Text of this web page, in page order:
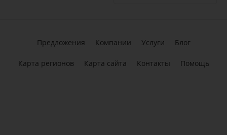
Предложения Компании Услуги Блог
Карта регионов Карта сайта Контакты Помощь